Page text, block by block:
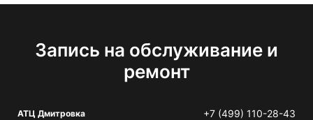
Запись на обслуживание и
ремонт
АТЦ Дмитровка +7 (499) 110-28-43